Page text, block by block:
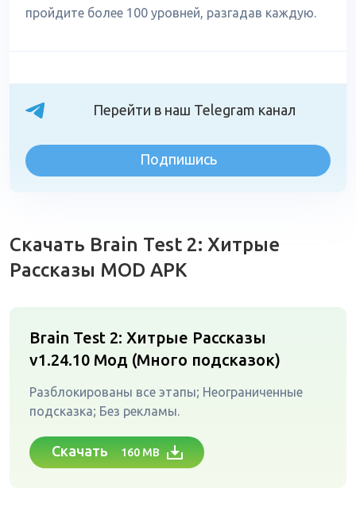
пройдите более 100 уровней, разгадав каждую.
Перейти в наш Telegram канал
Подпишись
Скачать Brain Test 2: Хитрые
Рассказы MOD APK
Brain Test 2: Хитрые Рассказы
v1.24.10 Мод (Много подсказок)
Разблокированы все этапы; Неограниченные
подсказка; Без рекламы.
Скачать 160 MB